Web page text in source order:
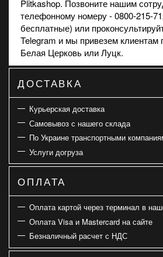
Plitkashop. Позвоните нашим
телефонному номеру - 0800-215-
бесплатные) или
Telegram и мы привезем клиентам
Белая Церковь или Луцк.
ДОСТАВКА
Курьерская доставка
Самовывоз с нашего склада
По Украине транспортными
Услуги догруза
ОПЛАТА
Оплата картой через терминал в
Оплата Visa и Mastercard на сайте
Безналичный расчет с НДС